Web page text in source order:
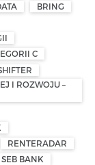
BRING
C
I ROZWOJU –
RENTERADAR
SEB BANK